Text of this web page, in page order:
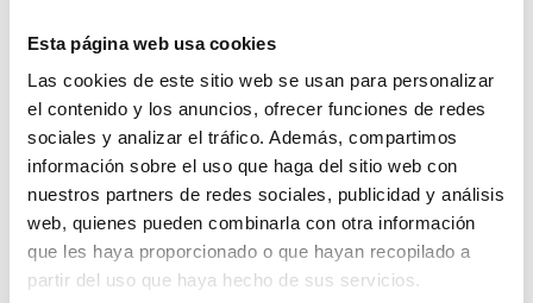
Esta página web usa cookies
Las cookies de este sitio web se usan para personalizar
el contenido y los anuncios, ofrecer funciones de redes
sociales y analizar el tráfico. Además, compartimos
información sobre el uso que haga del sitio web con
nuestros partners de redes sociales, publicidad y análisis
web, quienes pueden combinarla con otra información
que les haya proporcionado o que hayan recopilado a
partir del uso que haya hecho de sus servicios.